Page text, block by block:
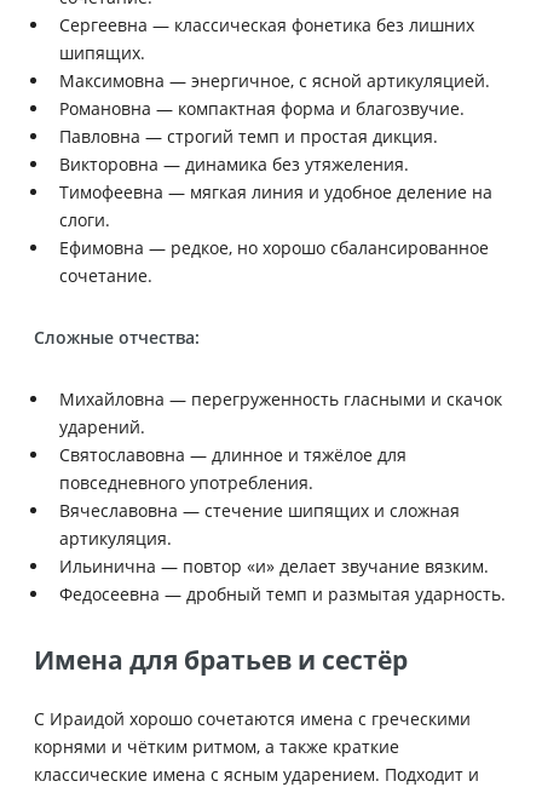
Сергеевна — классическая фонетика без лишних
шипящих.
Максимовна — энергичное, с ясной артикуляцией.
Романовна — компактная форма и благозвучие.
Павловна — строгий темп и простая дикция.
Викторовна — динамика без утяжеления.
Тимофеевна — мягкая линия и удобное деление на
слоги.
Ефимовна — редкое, но хорошо сбалансированное
сочетание.
Сложные отчества:
Михайловна — перегруженность гласными и скачок
ударений.
Святославовна — длинное и тяжёлое для
повседневного употребления.
Вячеславовна — стечение шипящих и сложная
артикуляция.
Ильинична — повтор «и» делает звучание вязким.
Федосеевна — дробный темп и размытая ударность.
Имена для братьев и сестёр
С Ираидой хорошо сочетаются имена с греческими
корнями и чётким ритмом, а также краткие
классические имена с ясным ударением. Подходит и